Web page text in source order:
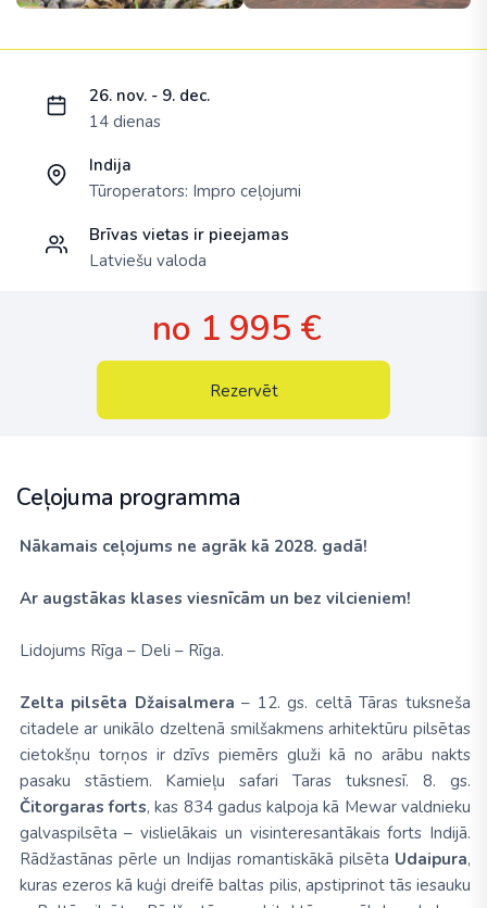
Ceļojuma programma
Nākamais ceļojums ne agrāk kā 2028. gadā!
Ar augstākas klases viesnīcām un bez vilcieniem!
Lidojums Rīga – Deli – Rīga.
Zelta pilsēta Džaisalmera– 12. gs. celtā Tāras tuksneša
citadele ar unikālo dzeltenā smilšakmens arhitektūru pilsētas
cietokšņu torņos ir dzīvs piemērs gluži kā no arābu nakts
pasaku stāstiem. Kamieļu safari Taras tuksnesī. 8. gs.
Čitorgaras forts, kas 834 gadus kalpoja kā Mewarvaldnieku
galvaspilsēta – vislielākais un visinteresantākais forts Indijā.
Rādžastānas pērle un Indijas romantiskākā pilsēta Udaipura,
kuras ezeros kā kuģi dreifē baltas pilis, apstiprinot tās iesauku
26. nov. - 9. dec.
14 dienas
Indija
Tūroperators: Impro ceļojumi
Brīvas vietas ir pieejamas
Latviešu valoda
no 1 995 €
Rezervēt